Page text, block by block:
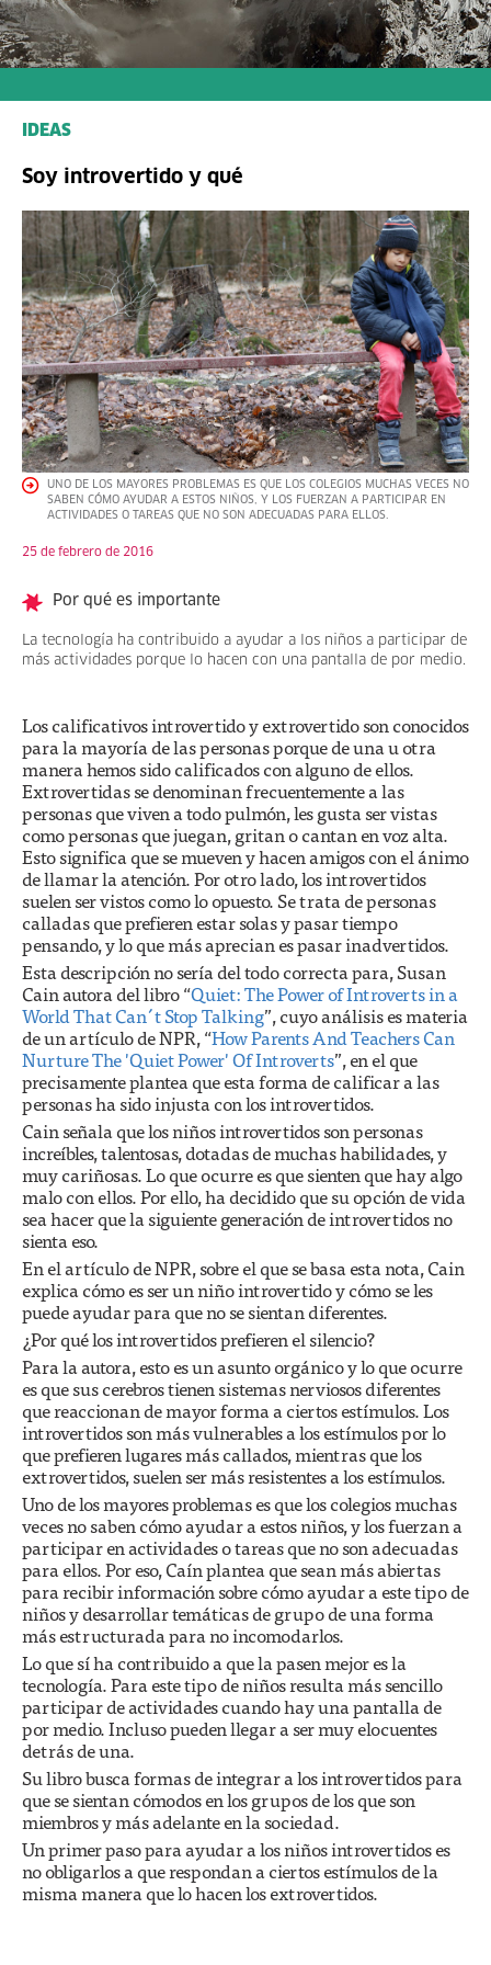
IDEAS
Soy introvertido y qué
UNO DE LOS MAYORES PROBLEMAS ES QUE LOS COLEGIOS MUCHAS VECES NO
SABEN CÓMO AYUDAR A ESTOS NIÑOS, Y LOS FUERZAN A PARTICIPAR EN
ACTIVIDADES O TAREAS QUE NO SON ADECUADAS PARA ELLOS.
25 de febrero de 2016
Por qué es importante
La tecnología ha contribuido a ayudar a los niños a participar de
más actividades porque lo hacen con una pantalla de por medio.
Los calificativos introvertido y extrovertido son conocidos
para la mayoría de las personas porque de una u otra
manera hemos sido calificados con alguno de ellos.
Extrovertidas se denominan frecuentemente a las
personas que viven a todo pulmón, les gusta ser vistas
como personas que juegan, gritan o cantan en voz alta.
Esto significa que se mueven y hacen amigos con el ánimo
de llamar la atención. Por otro lado, los introvertidos
suelen ser vistos como lo opuesto. Se trata de personas
calladas que prefieren estar solas y pasar tiempo
pensando, y lo que más aprecian es pasar inadvertidos.
Esta descripción no sería del todo correcta para, Susan
Cain autora del libro “Quiet: The Power of Introverts in a
World That Can´t Stop Talking”, cuyo análisis es materia
de un artículo de NPR, “How Parents And Teachers Can
Nurture The 'Quiet Power' Of Introverts”, en el que
precisamente plantea que esta forma de calificar a las
personas ha sido injusta con los introvertidos.
Cain señala que los niños introvertidos son personas
increíbles, talentosas, dotadas de muchas habilidades, y
muy cariñosas. Lo que ocurre es que sienten que hay algo
malo con ellos. Por ello, ha decidido que su opción de vida
sea hacer que la siguiente generación de introvertidos no
sienta eso.
En el artículo de NPR, sobre el que se basa esta nota, Cain
explica cómo es ser un niño introvertido y cómo se les
puede ayudar para que no se sientan diferentes.
¿Por qué los introvertidos prefieren el silencio?
Para la autora, esto es un asunto orgánico y lo que ocurre
es que sus cerebros tienen sistemas nerviosos diferentes
que reaccionan de mayor forma a ciertos estímulos. Los
introvertidos son más vulnerables a los estímulos por lo
que prefieren lugares más callados, mientras que los
extrovertidos, suelen ser más resistentes a los estímulos.
Uno de los mayores problemas es que los colegios muchas
veces no saben cómo ayudar a estos niños, y los fuerzan a
participar en actividades o tareas que no son adecuadas
para ellos. Por eso, Caín plantea que sean más abiertas
para recibir información sobre cómo ayudar a este tipo de
niños y desarrollar temáticas de grupo de una forma
más estructurada para no incomodarlos.
Lo que sí ha contribuido a que la pasen mejor es la
tecnología. Para este tipo de niños resulta más sencillo
participar de actividades cuando hay una pantalla de
por medio. Incluso pueden llegar a ser muy elocuentes
detrás de una.
Su libro busca formas de integrar a los introvertidos para
que se sientan cómodos en los grupos de los que son
miembros y más adelante en la sociedad.
Un primer paso para ayudar a los niños introvertidos es
no obligarlos a que respondan a ciertos estímulos de la
misma manera que lo hacen los extrovertidos.